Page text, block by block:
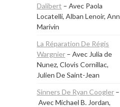
Dalibert – Avec Paola
Locatelli, Alban Lenoir,
Marivin
La Réparation De Régis
Wargnier – Avec Julia de
Nunez, Clovis Cornillac,
Julien De Saint-Jean
Sinners De Ryan Coogler –
Avec Michael B. Jordan,